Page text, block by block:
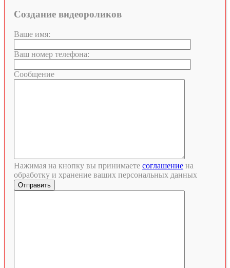
Создание видеороликов
Ваше имя:
Ваш номер телефона:
Сообщение
Нажимая на кнопку вы принимаете соглашение на
обработку и хранение ваших персональных данных